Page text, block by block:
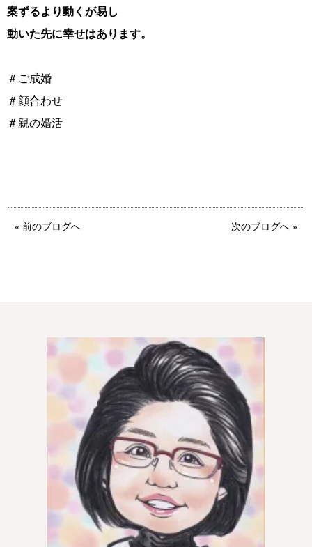
案ずるより動くが易し
動いた先に幸せはあります。
＃ご成婚
＃顔合わせ
＃親の婚活
« 前のブログへ 次のブログへ »